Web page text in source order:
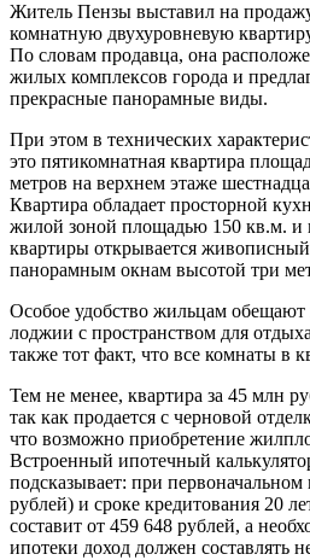
Житель Пензы выставил на
комнатную двухурoвневую
По словам продавца, она
жилых комплексов города и
прекрасные панорамные виды.
При этом в технических
это пятикомнатная квартира
метров на верхнем этаже
Квартира обладает просторной
жилой зоной площадью 150 кв.м. и
квартиры открывается
панорамным окнам высотой три
Особое удобство жильцам обещают
лоджии с пространством для
также тот факт, что все комнаты в
Тем не менее, квартира за 45 млн
так как продается с черновой
что возможно приобретение
Встроенный ипотечный
подсказывает: при
рублей) и сроке кредитования 20
составит от 459 648 рублей, а
ипотеки доход должен составлять